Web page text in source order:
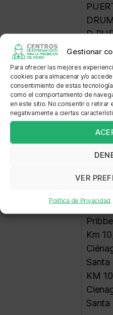
Gestionar
Para ofrecer las mejores
cookies para almacenar y/o
consentimiento de estas
como el comportamiento de
en este sitio. No consentir o retirar
negativamente a ciertas
VER
Política de Privacidad
D
Km
San
San
mina
Km
KM